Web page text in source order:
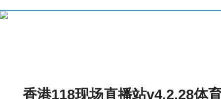
香港118现场直播站v4.2.28体